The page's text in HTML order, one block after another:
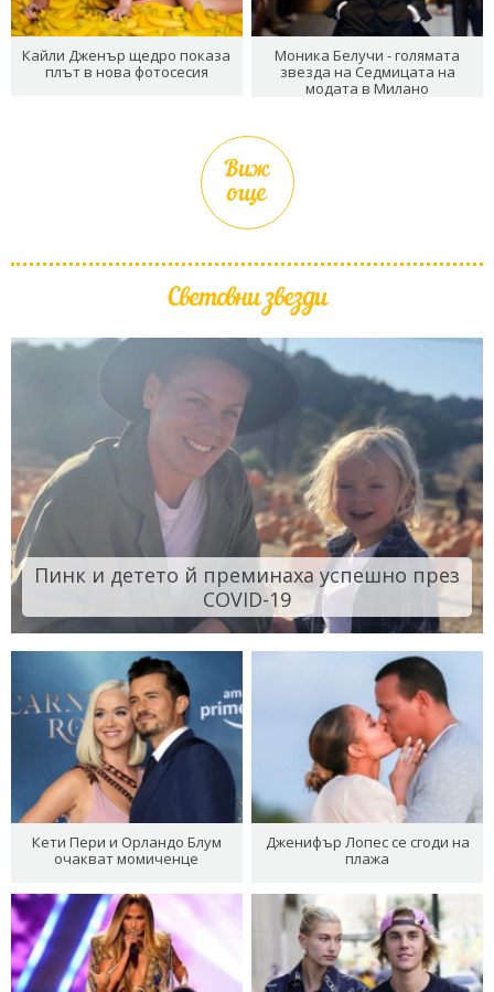
Кайли Дженър щедро показа
плът в нова фотосесия
Моника Белучи - голямата
звезда на Седмицата на
модата в Милано
Виж
още
Световни звезди
Пинк и детето й преминаха успешно през
COVID-19
Кети Пери и Орландо Блум
очакват момиченце
Дженифър Лопес се сгоди на
плажа